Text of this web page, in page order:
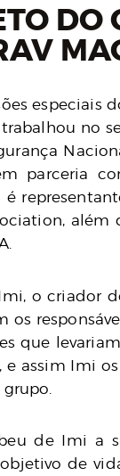
DO
especiais
no
parceria
é
o criador
os
que
e assim Imi
de Imi a
de